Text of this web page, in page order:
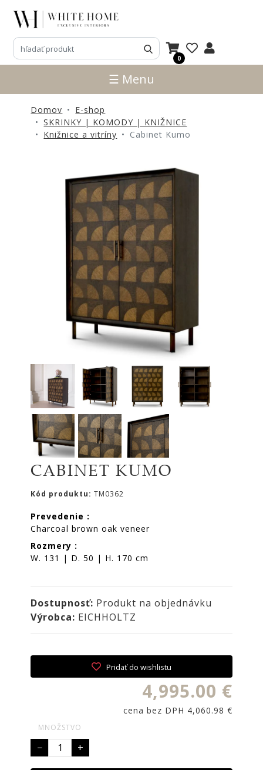
0
3D
NÁVRHY
NOVINKY
PRODUKTY
ZĽAVE
SVIETIDLÁ
KOBERCE
ZRKADLÁ
DOPLNKY
EXTERIÉROVÝ
CÔTE
NOIRE
Obklady
CONCORDE
KATALÓGY
☰ Menu
Domov
E-shop
SKRINKY | KOMODY | KNIŽNICE
Knižnice a vitríny
Cabinet Kumo
CABINET KUMO
Kód produktu:TM0362
Prevedenie :
Charcoal brown oak veneer
Rozmery :
W. 131 | D. 50 | H. 170 cm
Dostupnosť: Produkt na objednávku
Výrobca: EICHHOLTZ
Pridať do wishlistu
4,995.00 €
cena bez DPH 4,060.98 €
MNOŽSTVO
− +